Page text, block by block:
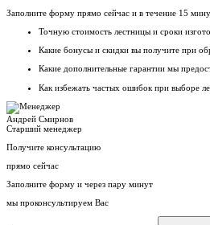
Заполните форму прямо сейчас и в течение 15
Точную стоимость лестницы и сроки
Какие бонусы и скидки вы получите при
Какие дополнительные гарантии мы
Как избежать частых ошибок при выборе
Андрей Смирнов
Старший менеджер
Получите консультацию
прямо сейчас
Заполните форму и через пару минут
мы проконсультируем Вас